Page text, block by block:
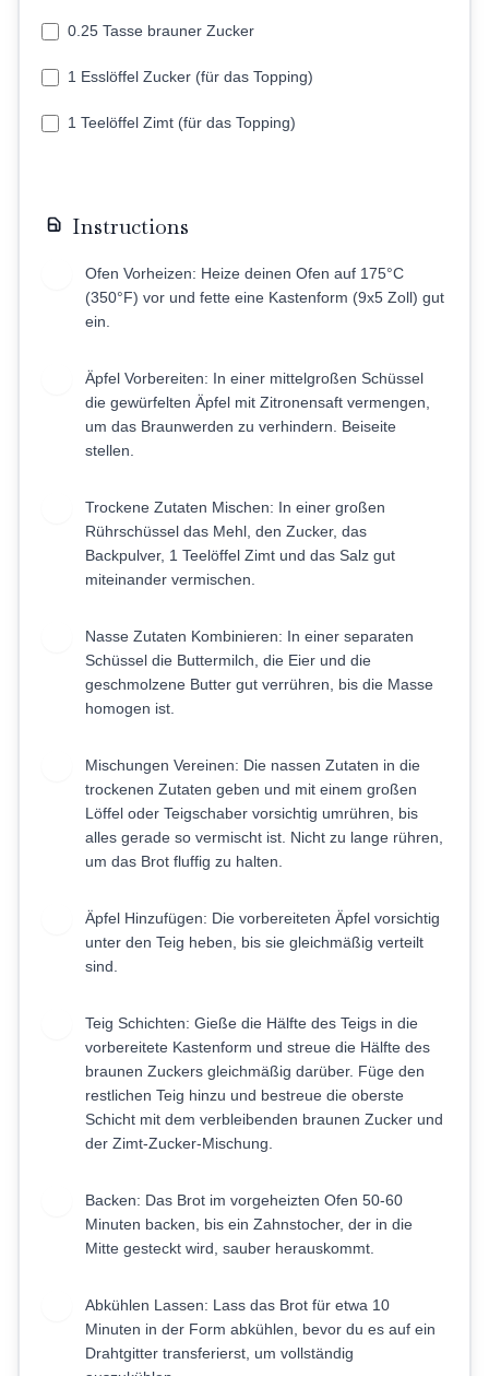
0.25 Tasse brauner Zucker
1 Esslöffel Zucker (für das Topping)
1 Teelöffel Zimt (für das Topping)
Instructions
Ofen Vorheizen: Heize deinen Ofen auf 175°C
(350°F) vor und fette eine Kastenform (9x5 Zoll) gut
ein.
Äpfel Vorbereiten: In einer mittelgroßen Schüssel
die gewürfelten Äpfel mit Zitronensaft vermengen,
um das Braunwerden zu verhindern. Beiseite
stellen.
Trockene Zutaten Mischen: In einer großen
Rührschüssel das Mehl, den Zucker, das
Backpulver, 1 Teelöffel Zimt und das Salz gut
miteinander vermischen.
Nasse Zutaten Kombinieren: In einer separaten
Schüssel die Buttermilch, die Eier und die
geschmolzene Butter gut verrühren, bis die Masse
homogen ist.
Mischungen Vereinen: Die nassen Zutaten in die
trockenen Zutaten geben und mit einem großen
Löffel oder Teigschaber vorsichtig umrühren, bis
alles gerade so vermischt ist. Nicht zu lange rühren,
um das Brot fluffig zu halten.
Äpfel Hinzufügen: Die vorbereiteten Äpfel vorsichtig
unter den Teig heben, bis sie gleichmäßig verteilt
sind.
Teig Schichten: Gieße die Hälfte des Teigs in die
vorbereitete Kastenform und streue die Hälfte des
braunen Zuckers gleichmäßig darüber. Füge den
restlichen Teig hinzu und bestreue die oberste
Schicht mit dem verbleibenden braunen Zucker und
der Zimt-Zucker-Mischung.
Backen: Das Brot im vorgeheizten Ofen 50-60
Minuten backen, bis ein Zahnstocher, der in die
Mitte gesteckt wird, sauber herauskommt.
Abkühlen Lassen: Lass das Brot für etwa 10
Minuten in der Form abkühlen, bevor du es auf ein
Drahtgitter transferierst, um vollständig